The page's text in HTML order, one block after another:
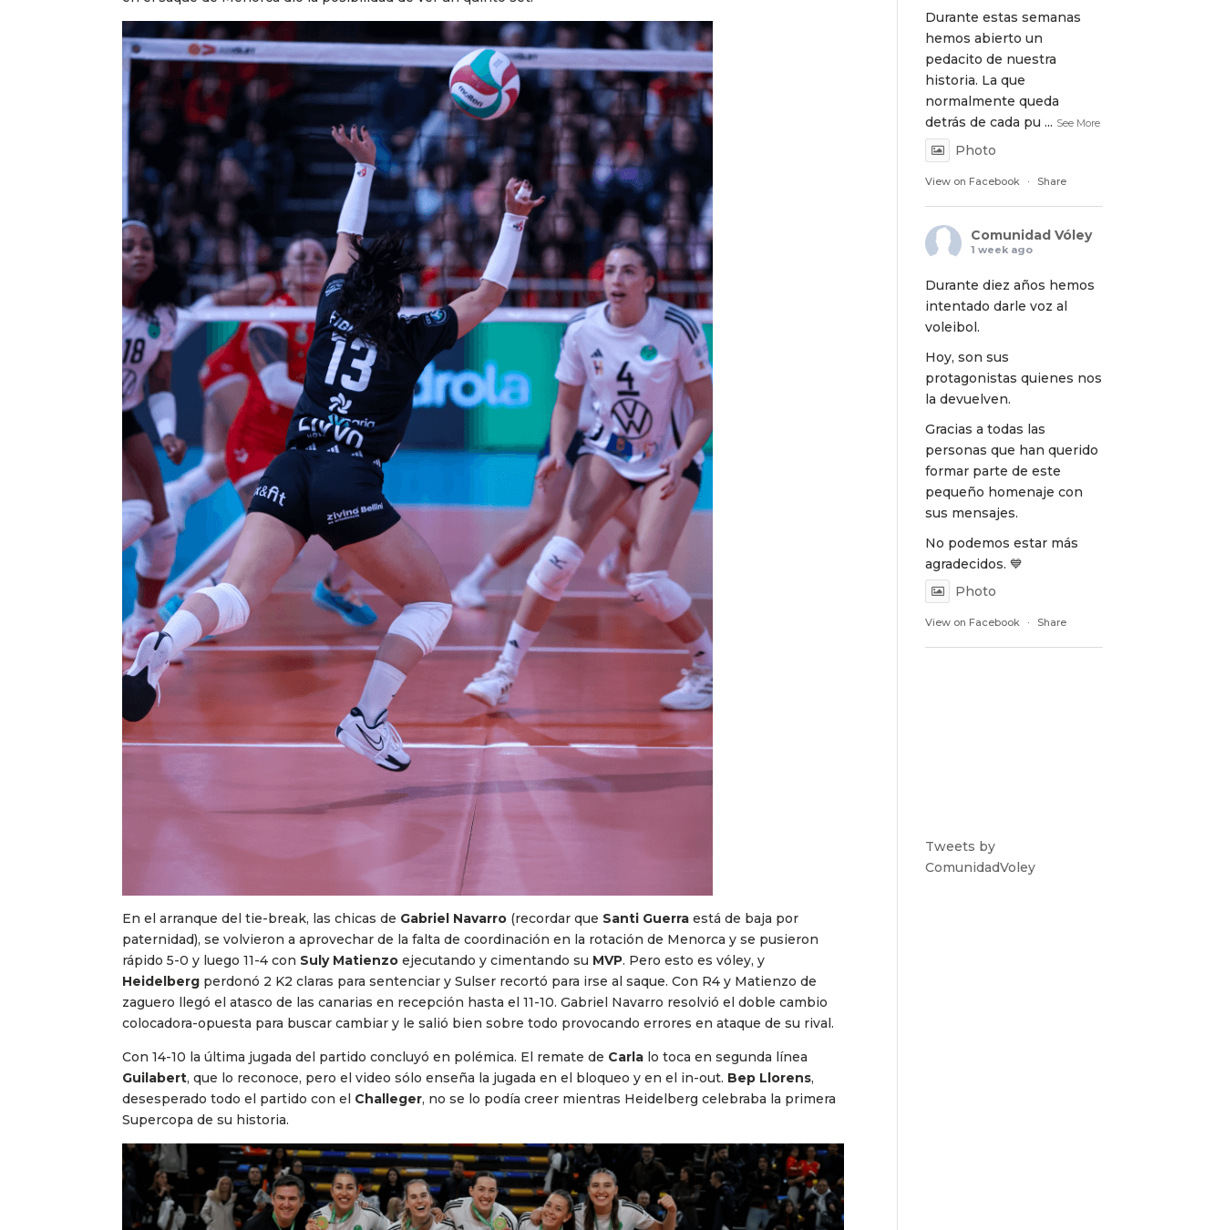
En el arranque del tie-break, las chicas de Gabriel Navarro (recordar que Santi Guerra está de baja por
paternidad), se volvieron a aprovechar de la falta de coordinación en la rotación de Menorca y se pusieron
rápido 5-0 y luego 11-4 con Suly Matienzo ejecutando y cimentando su MVP. Pero esto es vóley, y
Heidelberg perdonó 2 K2 claras para sentenciar y Sulser recortó para irse al saque. Con R4 y Matienzo de
zaguero llegó el atasco de las canarias en recepción hasta el 11-10. Gabriel Navarro resolvió el doble cambio
colocadora-opuesta para buscar cambiar y le salió bien sobre todo provocando errores en ataque de su rival.
Con 14-10 la última jugada del partido concluyó en polémica. El remate de Carla lo toca en segunda línea
Guilabert, que lo reconoce, pero el video sólo enseña la jugada en el bloqueo y en el in-out. Bep Llorens,
desesperado todo el partido con el Challeger, no se lo podía creer mientras Heidelberg celebraba la primera
Supercopa de su historia.
Durante estas semanas
hemos abierto un
pedacito de nuestra
historia. La que
normalmente queda
detrás de cada pu ... See More
Photo
View on Facebook · Share
Comunidad Vóley
1 week ago
Durante diez años hemos
intentado darle voz al
voleibol.
Hoy, son sus
protagonistas quienes nos
la devuelven.
Gracias a todas las
personas que han querido
formar parte de este
pequeño homenaje con
sus mensajes.
No podemos estar más
agradecidos. 💙
Photo
View on Facebook · Share
Tweets by
ComunidadVoley